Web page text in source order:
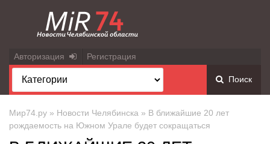
Авторизация Регистрация
Поиск
Мир74.ру » Новости Челябинска » В ближайшие 20 лет
рождаемость на Южном Урале будет сокращаться